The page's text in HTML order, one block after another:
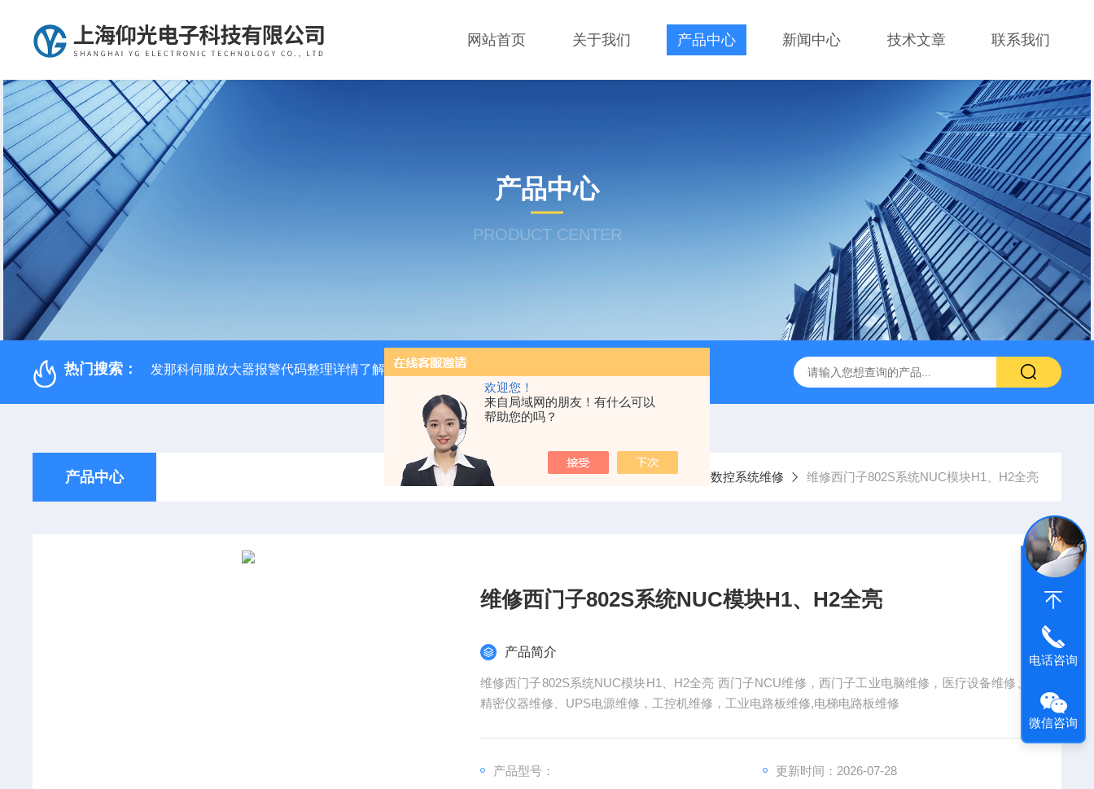
欢迎您！
来自局域网的朋友！有什么可以
帮助您的吗？
网站首页 关于我们 产品中心 新闻中心 技术文章 联系我们
产品中心
PRODUCT CENTER
热门搜索： 发那科伺服放大器报警代码整理详情了解 广州数控GSK980TD系统故障报警分析 全系列ABB变频器ACS88*代码F0010报警维修 FANUC数控系统常见故
产品中心 当前位置：首页 产品中心 数控系统维修 维修西门子802S系统NUC模块H1、H2全亮
维修西门子802S系统NUC模块H1、H2全亮
产品简介
维修西门子802S系统NUC模块H1、H2全亮 西门子NCU维修，西门子工业电脑维修，医疗设备维修、
精密仪器维修、UPS电源维修，工控机维修，工业电路板维修,电梯电路板维修
产品型号： 更新时间：2026-07-28
电话咨询
微信咨询